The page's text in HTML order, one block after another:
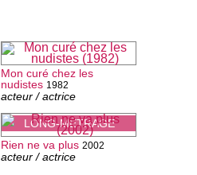
LONG-MÉTRAGE
Mon curé chez les
nudistes 1982
acteur / actrice
Rien ne va plus 2002
acteur / actrice